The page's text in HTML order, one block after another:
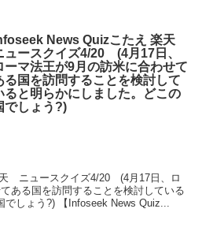
News Quizこたえ 楽天
ュースクイズ4/20 (4月17日、
ーマ法王が9月の訪米に合わせて
る国を訪問することを検討して
ると明らかにしました。どこの
でしょう?)
ニュースクイズ4/20 (4月17日、ロ
ある国を訪問することを検討している
でしょう?) 【Infoseek News Quiz...